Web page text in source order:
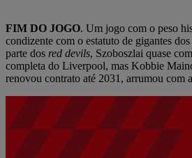
FIM DO JOGO. Um jogo com o peso
condizente com o estatuto de gigantes
parte dos red devils, Szoboszlai quase
completa do Liverpool, mas Kobbie
renovou contrato até 2031, arrumou com